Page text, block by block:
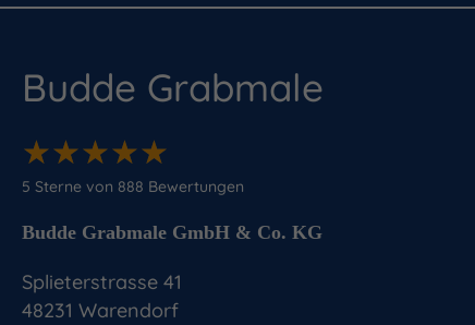
Budde Grabmale
★★★★★
★★★★★
5 Sterne von 888 Bewertungen
Budde Grabmale GmbH & Co. KG
Splieterstrasse 41
48231 Warendorf